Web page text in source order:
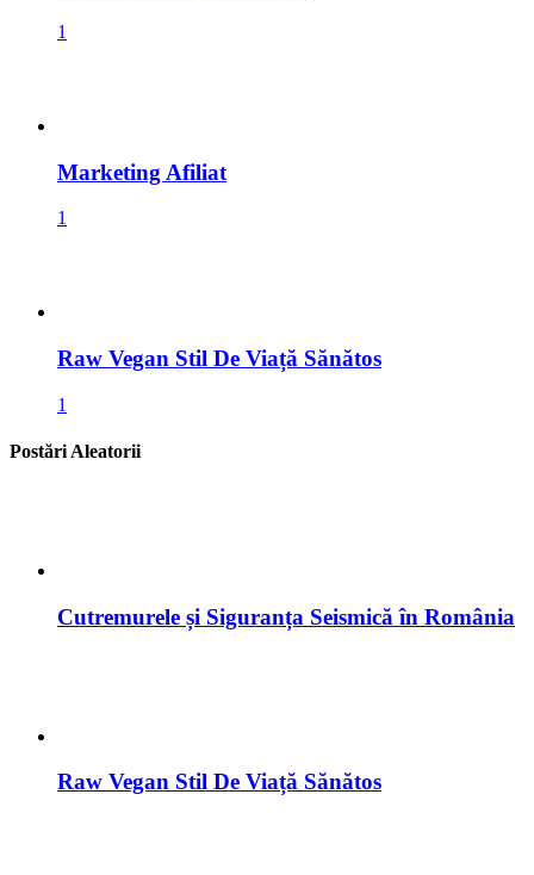
1
Marketing Afiliat
1
Raw Vegan Stil De Viață Sănătos
1
Postări Aleatorii
Cutremurele și Siguranța Seismică în România
Raw Vegan Stil De Viață Sănătos